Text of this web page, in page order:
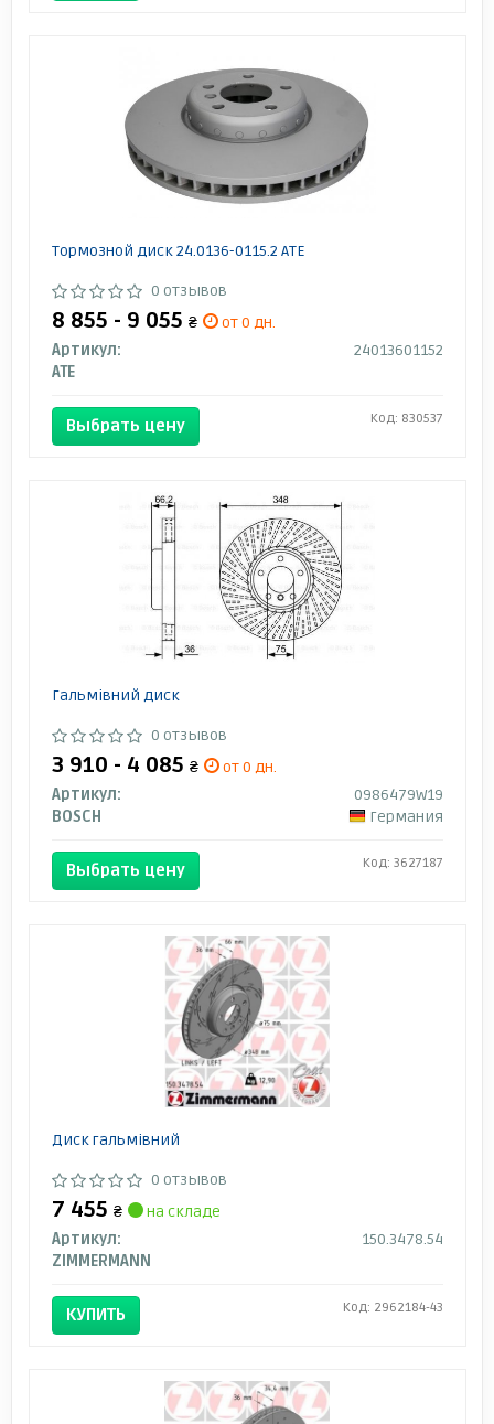
Тормозной диск 24.0136-0115.2 ATE
0 отзывов
8 855 - 9 055 ₴
от 0 дн.
Артикул:
24013601152
ATE
Выбрать цену Код: 830537
Гальмівний диск
0 отзывов
3 910 - 4 085 ₴
от 0 дн.
Артикул:
0986479W19
BOSCH
Германия
Выбрать цену Код: 3627187
Диск гальмівний
0 отзывов
7 455 ₴
на складе
Артикул:
150.3478.54
ZIMMERMANN
КУПИТЬ Код: 2962184-43